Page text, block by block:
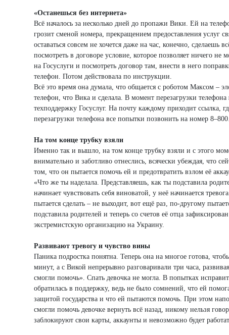
«Останешься без интернета»
Всё началось за несколько дней до пропажи Вики. Ей на
грозит сменой номера, прекращением предоставления услуг
оставаться совсем не хочется даже на час, конечно,
посмотреть в договоре условие, которое позволяет ничего
на Госуслуги и посмотреть договор там, внести в него
телефон. Потом действовала по инструкции.
Всё это время она думала, что общается с роботом Максом –
телефон, что Вика и сделала. В момент перезагрузки
техподдержку Госуслуг. На почту каждому приходит ссылка,
перезагрузки телефона все попытки позвонить на номер
На том конце трубку взяли
Именно так и вышло, на том конце трубку взяли и с этого
внимательно и заботливо отнеслись, всячески убеждая, что
том, что он пытается помочь ей и предотвратить взлом её
«Что же ты наделала. Представляешь, как ты подставила
начинает чувствовать себя виноватой, у неё начинается
пытается сделать – не выходит, вот ещё раз, по-другому
подставила родителей и теперь со счетов её отца
экстремистскую организацию на Украину.
Развивают тревогу и чувство вины
Паника подростка понятна. Теперь она на многое готова,
минут, а с Викой непрерывно разговаривали три часа,
смогли помочь». Спать девочка не могла. В попытках
обратилась в поддержку, ведь не было сомнений, что ей
защитой государства и что ей пытаются помочь. При этом
смогли помочь девочке вернуть всё назад, никому нельзя
заблокируют свои карты, аккаунты и невозможно будет